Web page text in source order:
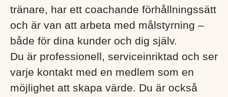
tränare, har ett coachande förhållningssätt
och är van att arbeta med målstyrning –
både för dina kunder och dig själv.
Du är professionell, serviceinriktad och ser
varje kontakt med en medlem som en
möjlighet att skapa värde. Du är också